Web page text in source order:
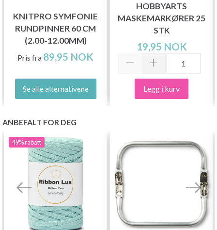
KNITPRO SYMFONIE
RUNDPINNER 60 CM
(2.00-12.00MM)
Pris fra 89,95 NOK
Se alle alternativene
HOBBYARTS
MASKEMARKØRER 25
STK
19,95 NOK
Legg i kurv
ANBEFALT FOR DEG
49%rabatt